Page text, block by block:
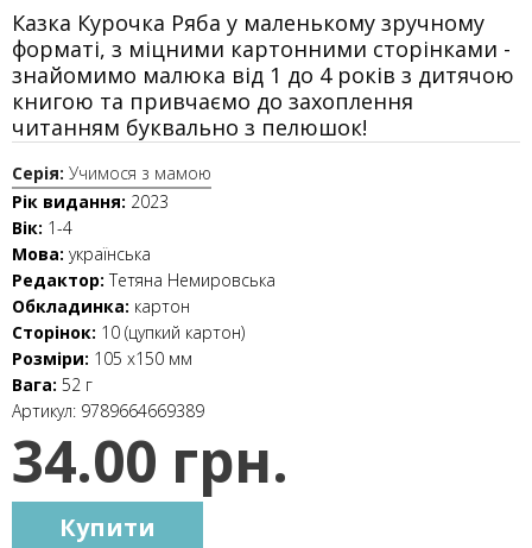
Казка Курочка Ряба у маленькому зручному
форматі, з міцними картонними сторінками -
знайомимо малюка від 1 до 4 років з дитячою
книгою та привчаємо до захоплення
читанням буквально з пелюшок!
Серія: Учимося з мамою
Рік видання: 2023
Вік: 1-4
Мова: українська
Редактор:Тетяна Немировська
Обкладинка: картон
Сторінок: 10 (цупкий картон)
Розміри: 105 х150 мм
Вага: 52 г
Артикул: 9789664669389
34.00 грн.
Купити